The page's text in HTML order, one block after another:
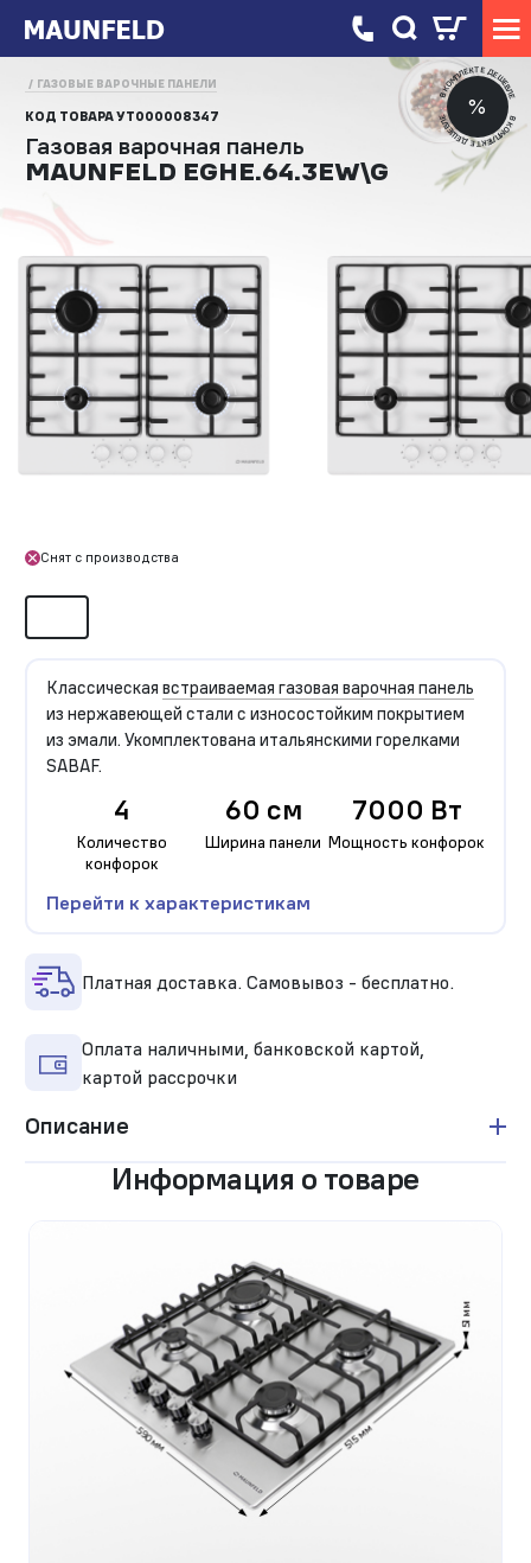
%
В КОМПЛЕКТЕ ДЕШЕВЛЕ
В КОМПЛЕКТЕ ДЕШЕВЛЕ
ГАЗОВЫЕ ВАРОЧНЫЕ ПАНЕЛИ
КОД ТОВАРАУТ000008347
Газовая варочная панель
MAUNFELD EGHE.64.3EW\G
Снят с производства
Классическая встраиваемая газовая варочная панель
из нержавеющей стали с износостойким покрытием
из эмали. Укомплектована итальянскими горелками
SABAF.
4
Количество
конфорок
60 см
Ширина панели
7000 Вт
Мощность конфорок
Перейти к характеристикам
Платная доставка. Самовывоз - бесплатно.
Оплата наличными, банковской картой,
картой рассрочки
Описание
Информация о товаре